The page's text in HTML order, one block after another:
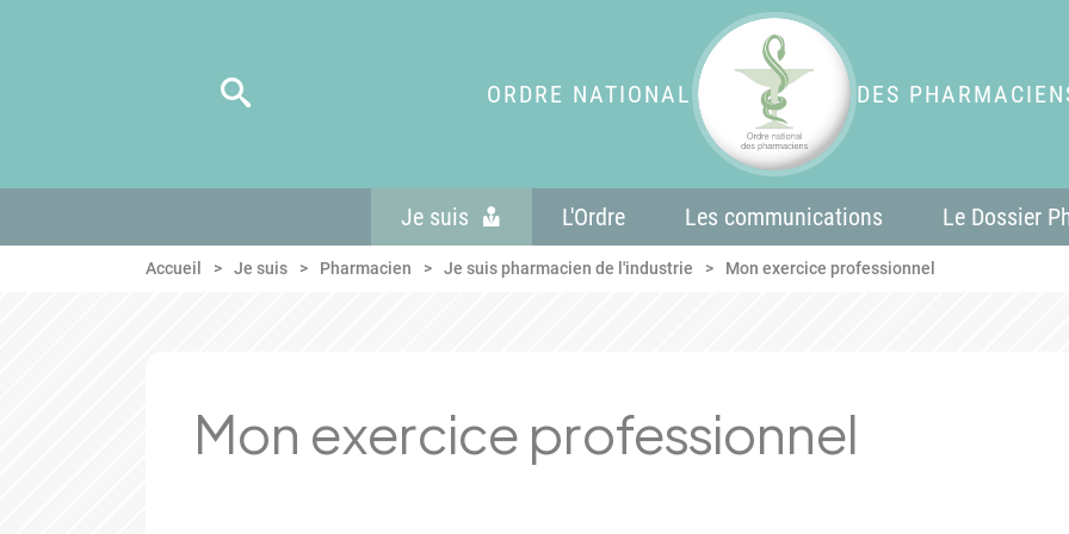
ORDRE NATIONAL DES
Je suis L'Ordre Les communications Le Dossier
Accueil Je suis Pharmacien Je suis pharmacien de l'industrie Mon exercice professionnel
Mon exercice professionnel